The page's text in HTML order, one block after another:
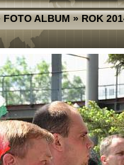
FOTO ALBUM»ROK